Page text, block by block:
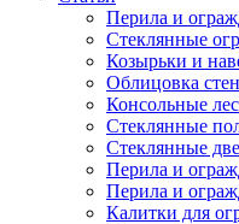
Перила и
Стеклянные
Козырьки и
Облицовка
Консольные
Стеклянные
Стеклянные
Перила и
Перила и
Калитки для